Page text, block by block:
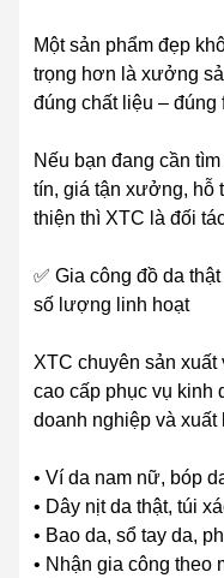
Một sản phẩm đẹp
trọng hơn là xưởng
đúng chất liệu – đúng
Nếu bạn đang cần
tín, giá tận xưởng, hỗ
thiện thì XTC là đối
✅ Gia công đồ da
số lượng linh hoạt
XTC chuyên sản xuất
cao cấp phục vụ kinh
doanh nghiệp và xuất
• Ví da nam nữ, bóp
• Dây nịt da thật, túi
• Bao da, sổ tay da,
• Nhận gia công theo